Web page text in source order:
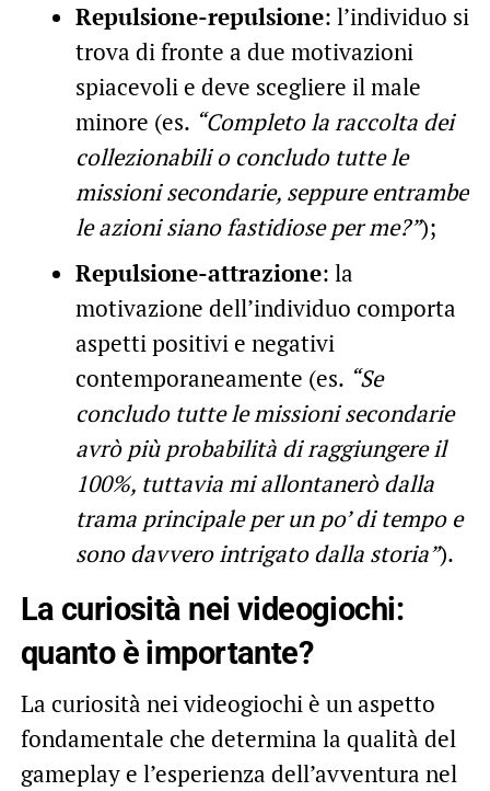
Repulsione-repulsione: l’individuo si
trova di fronte a due motivazioni
spiacevoli e deve scegliere il male
minore (es. “Completo la raccolta dei
collezionabili o concludo tutte le
missioni secondarie, seppure entrambe
le azioni siano fastidiose per me?”);
Repulsione-attrazione: la
motivazione dell’individuo comporta
aspetti positivi e negativi
contemporaneamente (es. “Se
concludo tutte le missioni secondarie
avrò più probabilità di raggiungere il
100%, tuttavia mi allontanerò dalla
trama principale per un po’ di tempo e
sono davvero intrigato dalla storia”).
La curiosità nei videogiochi:
quanto è importante?
La curiosità nei videogiochi è un aspetto
fondamentale che determina la qualità del
gameplay e l’esperienza dell’avventura nel